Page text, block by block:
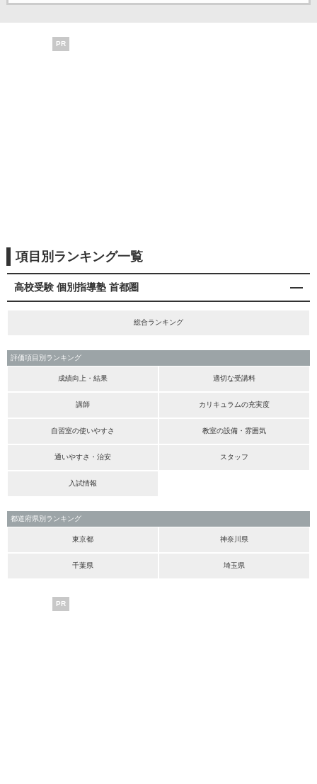
PR
項目別ランキング一覧
高校受験 個別指導塾 首都圏
総合ランキング
評価項目別ランキング
成績向上・結果 適切な受講料
講師 カリキュラムの充実度
自習室の使いやすさ 教室の設備・雰囲気
通いやすさ・治安 スタッフ
入試情報
都道府県別ランキング
東京都 神奈川県
千葉県 埼玉県
PR